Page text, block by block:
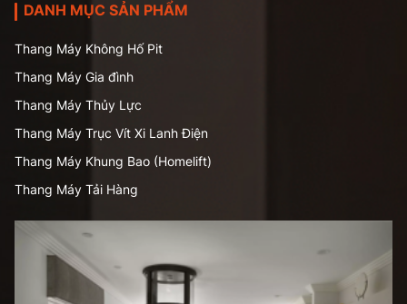
DANH MỤC SẢN PHẨM
Thang Máy Không Hố Pit
Thang Máy Gia đình
Thang Máy Thủy Lực
Thang Máy Trục Vít Xi Lanh Điện
Thang Máy Khung Bao (Homelift)
Thang Máy Tải Hàng